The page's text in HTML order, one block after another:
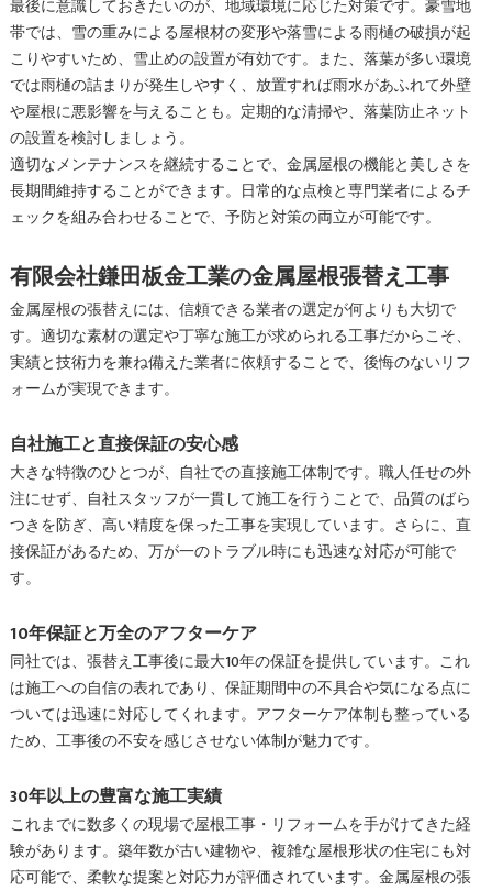
最後に意識しておきたいのが、地域環境に応じた対策です。豪雪地
帯では、雪の重みによる屋根材の変形や落雪による雨樋の破損が起
こりやすいため、雪止めの設置が有効です。また、落葉が多い環境
では雨樋の詰まりが発生しやすく、放置すれば雨水があふれて外壁
や屋根に悪影響を与えることも。定期的な清掃や、落葉防止ネット
の設置を検討しましょう。
適切なメンテナンスを継続することで、金属屋根の機能と美しさを
長期間維持することができます。日常的な点検と専門業者によるチ
ェックを組み合わせることで、予防と対策の両立が可能です。
有限会社鎌田板金工業の金属屋根張替え工事
金属屋根の張替えには、信頼できる業者の選定が何よりも大切で
す。適切な素材の選定や丁寧な施工が求められる工事だからこそ、
実績と技術力を兼ね備えた業者に依頼することで、後悔のないリフ
ォームが実現できます。
自社施工と直接保証の安心感
大きな特徴のひとつが、自社での直接施工体制です。職人任せの外
注にせず、自社スタッフが一貫して施工を行うことで、品質のばら
つきを防ぎ、高い精度を保った工事を実現しています。さらに、直
接保証があるため、万が一のトラブル時にも迅速な対応が可能で
す。
10年保証と万全のアフターケア
同社では、張替え工事後に最大10年の保証を提供しています。これ
は施工への自信の表れであり、保証期間中の不具合や気になる点に
ついては迅速に対応してくれます。アフターケア体制も整っている
ため、工事後の不安を感じさせない体制が魅力です。
30年以上の豊富な施工実績
これまでに数多くの現場で屋根工事・リフォームを手がけてきた経
験があります。築年数が古い建物や、複雑な屋根形状の住宅にも対
応可能で、柔軟な提案と対応力が評価されています。金属屋根の張